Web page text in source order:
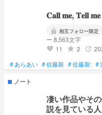
𝐂𝐚𝐥𝐥 𝐦𝐞, 𝐓𝐞𝐥𝐥
lock 相互フォロー限定
ー 8,563文字
favorite 11 grade 2 update
#あらあい #佐藤新 #佐藤新: #
ノート
凄い作品やそ
説を見ている